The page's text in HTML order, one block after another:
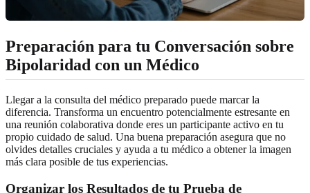
Preparación para tu Conversación sobre
Bipolaridad con un Médico
Llegar a la consulta del médico preparado puede marcar la
diferencia. Transforma un encuentro potencialmente estresante en
una reunión colaborativa donde eres un participante activo en tu
propio cuidado de salud. Una buena preparación asegura que no
olvides detalles cruciales y ayuda a tu médico a obtener la imagen
más clara posible de tus experiencias.
Organizar los Resultados de tu Prueba de